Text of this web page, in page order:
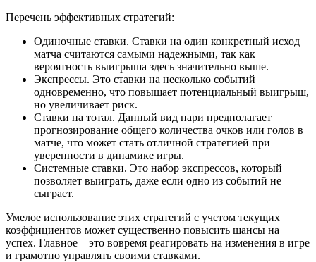
Перечень эффективных стратегий:
Одиночные ставки. Ставки на один конкретный исход
матча считаются самыми надежными, так как
вероятность выигрыша здесь значительно выше.
Экспрессы. Это ставки на несколько событий
одновременно, что повышает потенциальный выигрыш,
но увеличивает риск.
Ставки на тотал. Данный вид пари предполагает
прогнозирование общего количества очков или голов в
матче, что может стать отличной стратегией при
уверенности в динамике игры.
Системные ставки. Это набор экспрессов, который
позволяет выиграть, даже если одно из событий не
сыграет.
Умелое использование этих стратегий с учетом текущих
коэффициентов может существенно повысить шансы на
успех. Главное – это вовремя реагировать на изменения в игре
и грамотно управлять своими ставками.